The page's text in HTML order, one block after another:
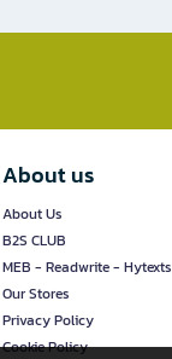
About us
About Us
B2S CLUB
MEB - Readwrite - Hytexts
Our Stores
Privacy Policy
Cookie Policy